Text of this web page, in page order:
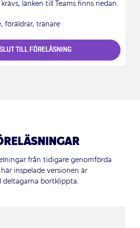
länken till Teams finns nedan.
föräldrar, tränare
TILL FÖRELÄSNING
från tidigare genomförda
inspelade versionen är
deltagarna bortklippta.